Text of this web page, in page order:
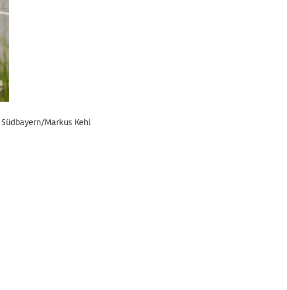
Markus Kehl